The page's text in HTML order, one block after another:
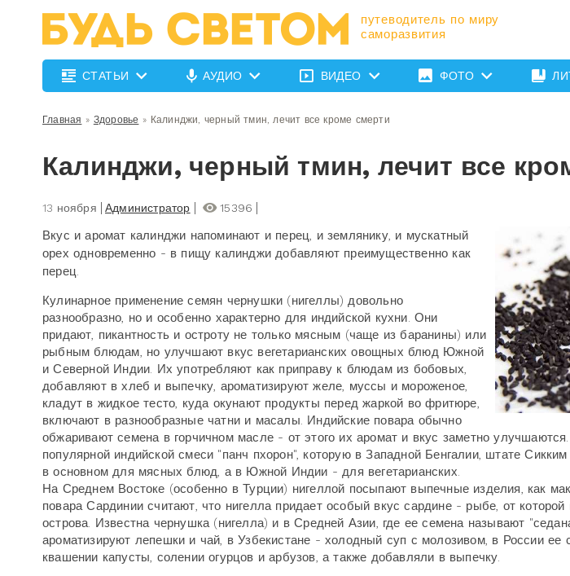
путеводитель по миру
саморазвития
СТАТЬИ АУДИО ВИДЕО ФОТО
Главная » Здоровье » Калинджи, черный тмин, лечит все кроме смерти
Калинджи, черный тмин, лечит все
13 ноября Администратор 15396
Вкус и аромат калинджи напоминают и перец, и землянику, и мускатный
орех одновременно - в пищу калинджи добавляют преимущественно как
перец.
Кулинарное применение семян чернушки (нигеллы) довольно
разнообразно, но и особенно характерно для индийской кухни. Они
придают, пикантность и остроту не только мясным (чаще из баранины) или
рыбным блюдам, но улучшают вкус вегетарианских овощных блюд Южной
и Северной Индии. Их употребляют как приправу к блюдам из бобовых,
добавляют в хлеб и выпечку, ароматизируют желе, муссы и мороженое,
кладут в жидкое тесто, куда окунают продукты перед жаркой во фритюре,
включают в разнообразные чатни и масалы. Индийские повара обычно
обжаривают семена в горчичном масле - от этого их аромат и вкус заметно
популярной индийской смеси "панч пхорон", которую в Западной Бенгалии, штате
в основном для мясных блюд, а в Южной Индии - для вегетарианских.
На Среднем Востоке (особенно в Турции) нигеллой посыпают выпечные изделия, как
повара Сардинии считают, что нигелла придает особый вкус сардине - рыбе, от
острова. Известна чернушка (нигелла) и в Средней Азии, где ее семена называют
ароматизируют лепешки и чай, в Узбекистане - холодный суп с молозивом, в России ее
квашении капусты, солении огурцов и арбузов, а также добавляли в выпечку.